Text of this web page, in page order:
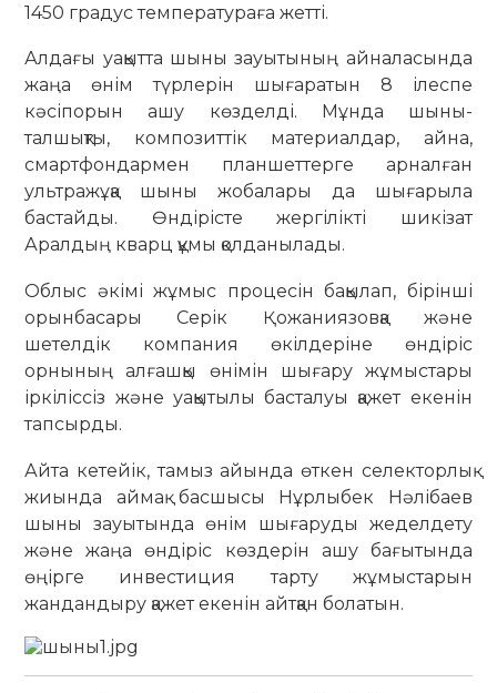
1450 градус температураға жетті.
Алдағы уақытта шыны зауытының айналасында
жаңа өнім түрлерін шығаратын 8 ілеспе
кәсіпорын ашу көзделді. Мұнда шыны-
талшықты, композиттік материалдар, айна,
смартфондармен планшеттерге арналған
ультражұқа шыны жобалары да шығарыла
бастайды. Өндірісте жергілікті шикізат
Аралдың кварц құмы қолданылады.
Облыс әкімі жұмыс процесін бақылап, бірінші
орынбасары Серік Қожаниязовқа және
шетелдік компания өкілдеріне өндіріс
орнының алғашқы өнімін шығару жұмыстары
іркіліссіз және уақытылы басталуы қажет екенін
тапсырды.
Айта кетейік, тамыз айында өткен селекторлық
жиында аймақ басшысы Нұрлыбек Нәлібаев
шыны зауытында өнім шығаруды жеделдету
және жаңа өндіріс көздерін ашу бағытында
өңірге инвестиция тарту жұмыстарын
жандандыру қажет екенін айтқан болатын.